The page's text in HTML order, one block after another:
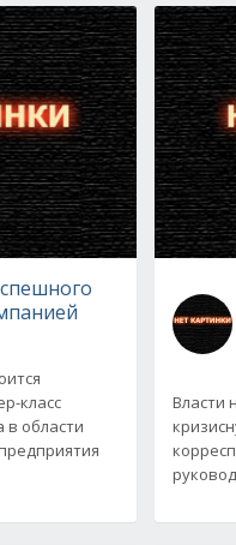
класс
в области
Власти